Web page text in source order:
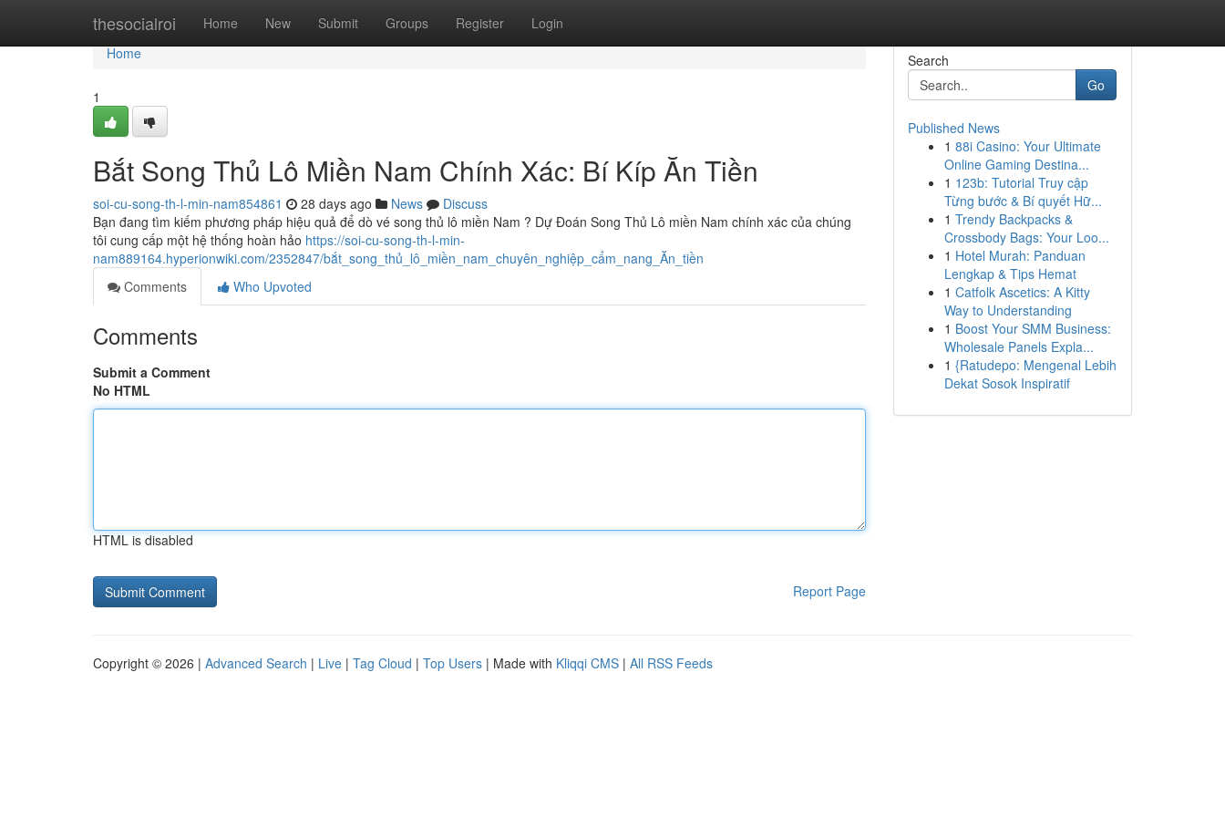
thesocialroi Home New Submit Groups Register Login
Home
Home
1
Bắt Song Thủ Lô Miền Nam Chính Xác: Bí Kíp Ăn Tiền
soi-cu-song-th-l-min-nam854861 28 days ago News
Discuss
Bạn đang tìm kiếm phương pháp hiệu quả để dò vé song thủ lô miền Nam ? Dự Đoán Song Thủ Lô miền Nam chính xác của chúng
tôi cung cấp một hệ thống hoàn hảo https://soi-cu-song-th-l-min-
nam889164.hyperionwiki.com/2352847/bắt_song_thủ_lô_miền_nam_chuyên_nghiệp_cẩm_nang_Ăn_tiền
Comments
Who Upvoted
Comments
Submit a Comment
No HTML
HTML is disabled
Report Page
Search
Go
Published News
1 88i Casino: Your Ultimate
Online Gaming Destina...
1 123b: Tutorial Truy cập
Từng bước & Bí quyết Hữ...
1 Trendy Backpacks &
Crossbody Bags: Your Loo...
1 Hotel Murah: Panduan
Lengkap & Tips Hemat
1 Catfolk Ascetics: A Kitty
Way to Understanding
1 Boost Your SMM Business:
Wholesale Panels Expla...
1 {Ratudepo: Mengenal Lebih
Dekat Sosok Inspiratif
Copyright © 2026 | Advanced Search | Live | Tag Cloud | Top Users | Made with Kliqqi CMS | All RSS Feeds